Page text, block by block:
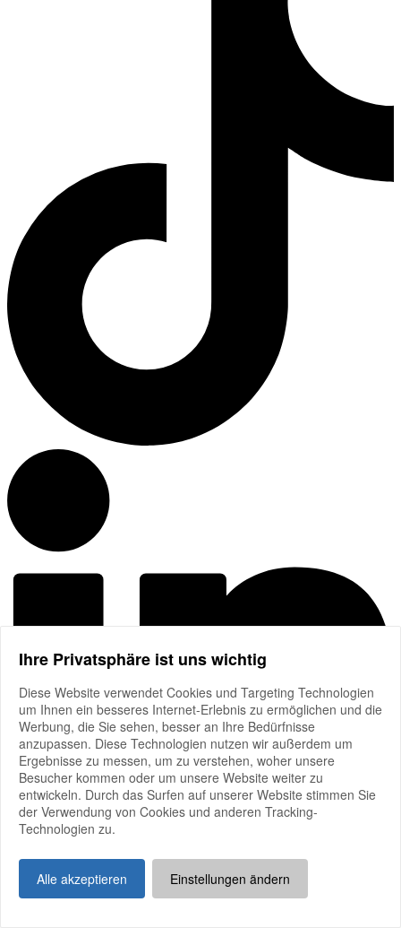
Impressum
Ihre Privatsphäre ist uns wichtig
Diese Website verwendet Cookies und Targeting Technologien
um Ihnen ein besseres Internet-Erlebnis zu ermöglichen und die
Werbung, die Sie sehen, besser an Ihre Bedürfnisse
anzupassen. Diese Technologien nutzen wir außerdem um
Ergebnisse zu messen, um zu verstehen, woher unsere
Besucher kommen oder um unsere Website weiter zu
entwickeln. Durch das Surfen auf unserer Website stimmen Sie
der Verwendung von Cookies und anderen Tracking-
Technologien zu.
Alle akzeptieren Einstellungen ändern